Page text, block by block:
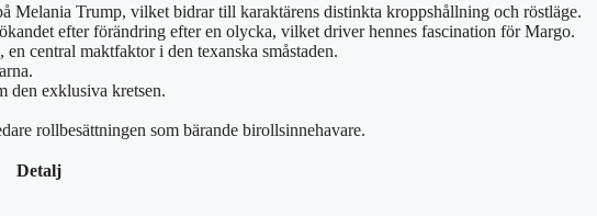
Melania Trump, vilket bidrar till karaktärens distinkta kroppshållning och röstläge.
efter förändring efter en olycka, vilket driver hennes fascination för Margo.
central maktfaktor i den texanska småstaden.
den exklusiva kretsen.
rollbesättningen som bärande birollsinnehavare.
Detalj